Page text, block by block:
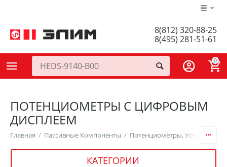
8(812) 320-88-25
8(495) 281-51-61
0
ПОТЕНЦИОМЕТРЫ С ЦИФРОВЫМ
ДИСПЛЕЕМ
Главная / Пассивные Компоненты / Потенциометры, Устройства
КАТЕГОРИИ